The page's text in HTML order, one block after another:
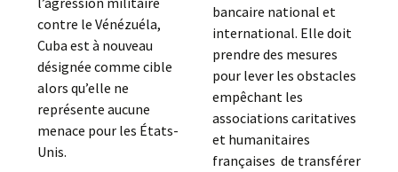
contre le Vénézuéla,
Cuba est à nouveau
désignée comme cible
alors qu’elle ne
représente aucune
menace pour les États-
Unis.
bancaire national et
international. Elle doit
prendre des mesures
pour lever les obstacles
empêchant les
associations caritatives
et humanitaires
françaises de transférer